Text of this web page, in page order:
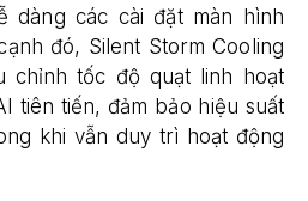
dàng các cài đặt màn hình
đó, Silent Storm Cooling
chỉnh tốc độ quạt linh hoạt
tiên tiến, đảm bảo hiệu suất
khi vẫn duy trì hoạt động